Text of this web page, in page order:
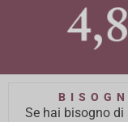
Se hai bisogno